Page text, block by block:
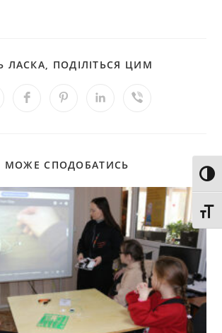
ЛАСКА, ПОДІЛІТЬСЯ ЦИМ
МОЖЕ СПОДОБАТИСЬ